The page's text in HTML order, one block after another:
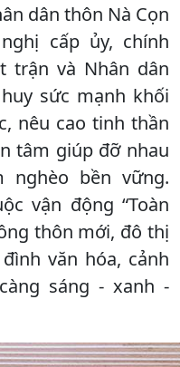
dân thôn Nà Cọn
cấp ủy, chính
trận và Nhân dân
sức mạnh khối
nêu cao tinh thần
tâm giúp đỡ nhau
nghèo bền vững.
vận động “Toàn
thôn mới, đô thị
văn hóa, cảnh
sáng - xanh -